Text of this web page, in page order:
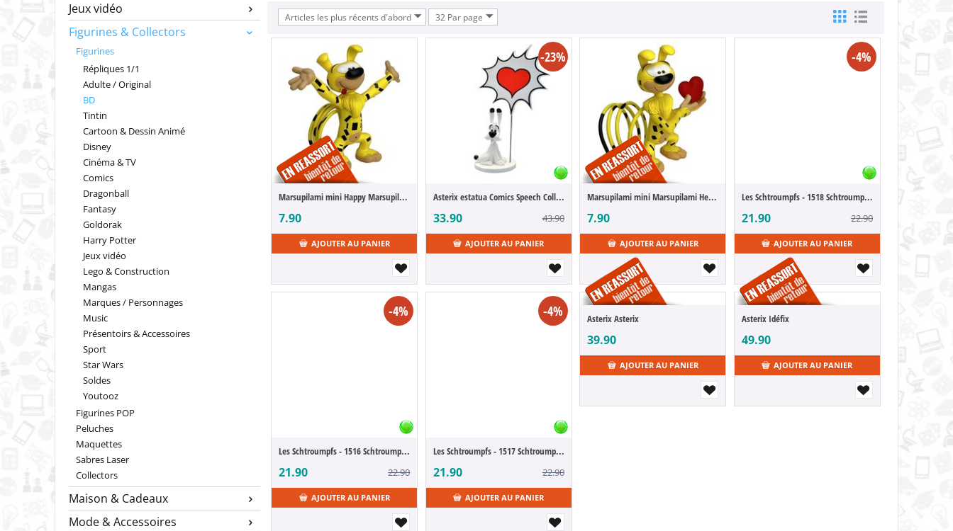
Jeux vidéo
Figurines & Collectors
Figurines
Répliques 1/1
Adulte / Original
BD
Tintin
Cartoon & Dessin Animé
Disney
Cinéma & TV
Comics
Dragonball
Fantasy
Goldorak
Harry Potter
Jeux vidéo
Lego & Construction
Mangas
Marques / Personnages
Music
Présentoirs & Accessoires
Sport
Star Wars
Soldes
Youtooz
Figurines POP
Peluches
Maquettes
Sabres Laser
Collectors
Maison & Cadeaux
Mode & Accessoires
Articles les plus récents d'abord 32 Par page
Marsupilami mini Happy Marsupilami 7 cm
7.90
AJOUTER AU PANIER
-23%
Asterix estatua Comics Speech Collection Idéfix 15 cm
33.90 43.90
AJOUTER AU PANIER
Marsupilami mini Marsupilami Heart 6 cm
7.90
AJOUTER AU PANIER
-4%
Les Schtroumpfs - 1518 Schtroumpf Grognon (POP Figure)
21.90 22.90
AJOUTER AU PANIER
-4%
Les Schtroumpfs - 1516 Schtroumpfette (POP Figure)
21.90 22.90
AJOUTER AU PANIER
-4%
Les Schtroumpfs - 1517 Schtroumpf Coquet (POP Figure)
21.90 22.90
AJOUTER AU PANIER
Asterix Asterix
39.90
AJOUTER AU PANIER
Asterix Idéfix
49.90
AJOUTER AU PANIER